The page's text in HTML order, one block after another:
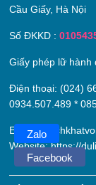
Cầu Giấy, Hà Nội
Số ĐKKD :
Giấy phép lữ
Điện thoại: (024)
0934.507.489 *
Email:
Website:https://
Zalo
Facebook